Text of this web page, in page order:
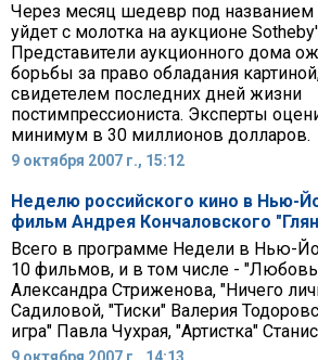
Через месяц шедевр под
уйдет с молотка на аукционе
Представители аукционного дома
борьбы за право обладания
свидетелем последних дней жизни
постимпрессиониста. Эксперты
минимум в 30 миллионов долларов.
9 октября 2007 г., 15:12
Неделю российского кино в Нью-
фильм Андрея Кончаловского
Всего в программе Недели в Нью-
10 фильмов, и в том числе -
Александра Стриженова, "Ничего
Садиловой, "Тиски" Валерия
игра" Павла Чухрая, "Артистка"